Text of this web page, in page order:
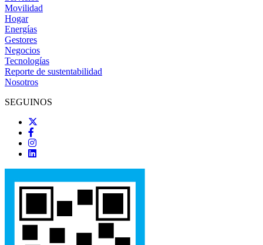
Movilidad
Hogar
Energías
Gestores
Negocios
Tecnologías
Reporte de sustentabilidad
Nosotros
SEGUINOS